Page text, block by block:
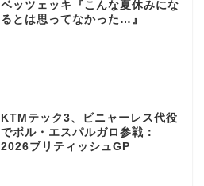
ベッツェッキ『こんな夏休みにな
るとは思ってなかった…』
KTMテック3、ビニャーレス代役
でポル・エスパルガロ参戦：
2026ブリティッシュGP